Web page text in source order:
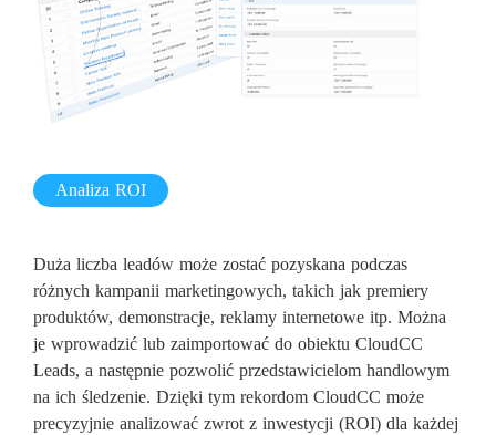
Analiza ROI
Duża liczba leadów może zostać pozyskana podczas
różnych kampanii marketingowych, takich jak premiery
produktów, demonstracje, reklamy internetowe itp. Można
je wprowadzić lub zaimportować do obiektu CloudCC
Leads, a następnie pozwolić przedstawicielom handlowym
na ich śledzenie. Dzięki tym rekordom CloudCC może
precyzyjnie analizować zwrot z inwestycji (ROI) dla każdej